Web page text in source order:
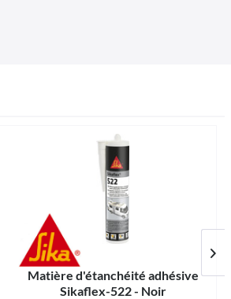
Matière d'étanchéité adhésive
Sikaflex-522 - Noir